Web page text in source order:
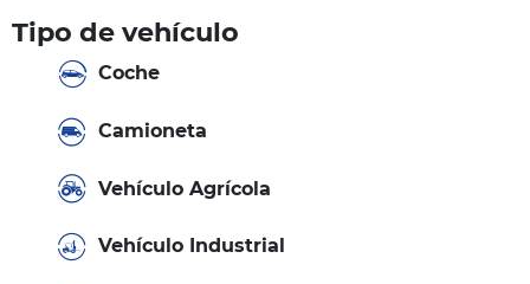
Tipo de vehículo
Coche
Camioneta
Vehículo Agrícola
Vehículo Industrial